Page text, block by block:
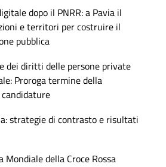
dopo il PNRR: a Pavia il
e territori per costruire il
pubblica
dei diritti delle persone private
Proroga termine della
strategie di contrasto e risultati
della Croce Rossa